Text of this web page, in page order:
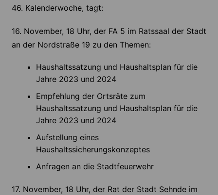
46. Kalenderwoche, tagt:
16. November, 18 Uhr, der FA 5 im Ratssaal der Stadt
an der Nordstraße 19 zu den Themen:
Haushaltssatzung und Haushaltsplan für die
Jahre 2023 und 2024
Empfehlung der Ortsräte zum
Haushaltssatzung und Haushaltsplan für die
Jahre 2023 und 2024
Aufstellung eines
Haushaltssicherungskonzeptes
Anfragen an die Stadtfeuerwehr
17. November, 18 Uhr, der Rat der Stadt Sehnde im